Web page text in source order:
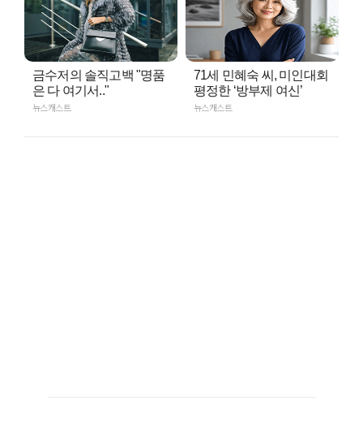
금수저의 솔직고백 "명품
은 다 여기서.."
뉴스캐스트
71세 민혜숙 씨, 미인대회
평정한 ‘방부제 여신’
뉴스캐스트